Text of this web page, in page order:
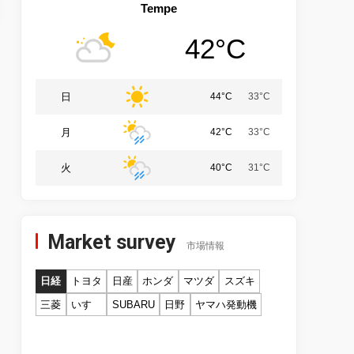
Tempe
42°C
日 44°C 33°C
月 42°C 33°C
火 40°C 31°C
Market survey 市場情報
日経 トヨタ 日産 ホンダ マツダ
スズキ
三菱
いすゞ SUBARU 日野 ヤマハ発動機